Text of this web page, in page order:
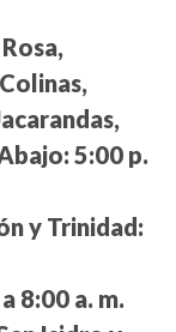
5:00 p.
y Trinidad:
8:00 a. m.